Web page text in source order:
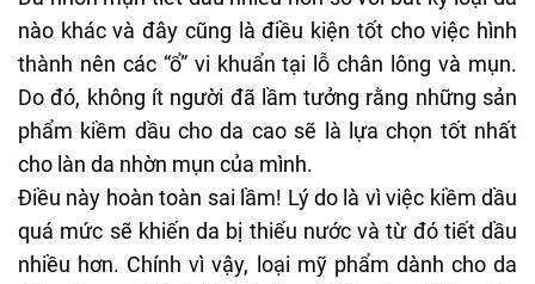
nào khác và đây cũng là điều kiện tốt cho việc hình
thành nên các “ổ” vi khuẩn tại lỗ chân lông và mụn.
Do đó, không ít người đã lầm tưởng rằng những sản
phẩm kiềm dầu cho da cao sẽ là lựa chọn tốt nhất
cho làn da nhờn mụn của mình.
Điều này hoàn toàn sai lầm! Lý do là vì việc kiềm dầu
quá mức sẽ khiến da bị thiếu nước và từ đó tiết dầu
nhiều hơn. Chính vì vậy, loại mỹ phẩm dành cho da